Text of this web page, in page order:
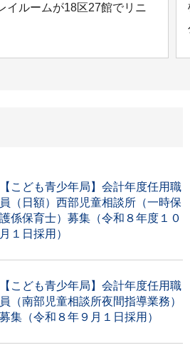
イルームが18区27館でリニ
【こども青少年局】会計年度任用職
員（日額）西部児童相談所（一時保
護係保育士）募集（令和８年度１０
月１日採用）
【こども青少年局】会計年度任用職
員（南部児童相談所夜間指導業務）
募集（令和８年９月１日採用）